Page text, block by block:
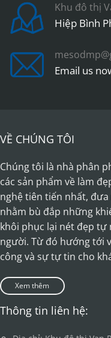
be
chosen
product
page
Khu đô thị
Hiệp Bình
Email us
VỀ CHÚNG TÔI
Chúng tôi là nhà phân
các sản phẩm về làm
nghệ tiên tiến nhất,
nhằm bù đắp những
khôi phục lại nét đẹp tự
người. Từ đó hướng tới
công và sự tự tin cho
Xem thêm
Thông tin liên hệ: